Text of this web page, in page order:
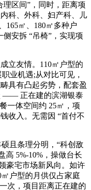
理区间”，同时，距离项
科、外科、妇产科、儿
165㎡、180㎡多种户
安拆 “吊椅”，实现项
友情。110㎡户型的
业机遇;从对比可见，
具有凸起劣势，配套盈
—— 正在建的滨湖银泰
一体空间约 25㎡，项
收入。无需因 “首付不
且条理分明，“科创敌
高 5%-10%，操做台长
豪宅市场新风向。如许
户型的月供仅占家庭
次，项目距离正在建的